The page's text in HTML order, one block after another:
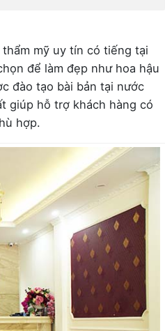
mỹ uy tín có tiếng tại
để làm đẹp như hoa hậu
đào tạo bài bản tại nước
giúp hỗ trợ khách hàng có
hợp.